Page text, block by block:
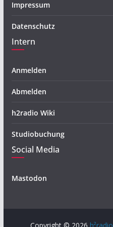
Impressum
Datenschutz
Intern
Anmelden
Abmelden
h2radio Wiki
Studiobuchung
Social Media
Mastodon